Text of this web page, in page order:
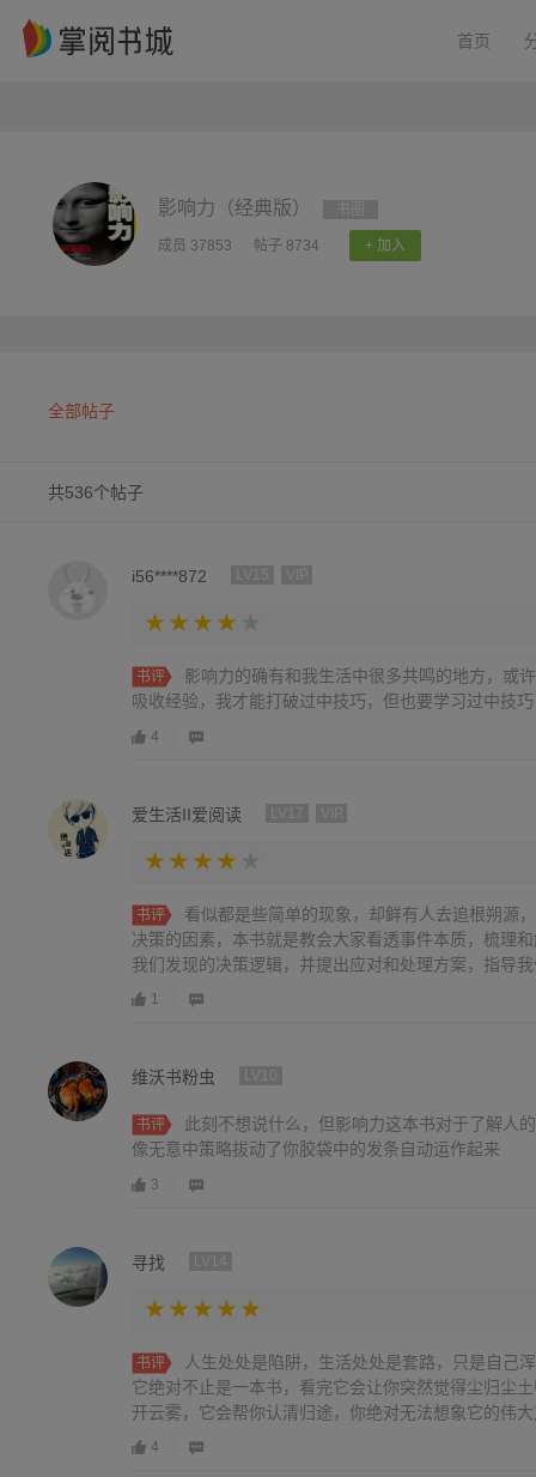
首页
影响力（经典版）
成员 37853 帖子 8734 + 加入
全部帖子
共536个帖子
i56****872
书评
影响力的确有和我生活中很多共鸣的地方，或
吸收经验，我才能打破过中技巧，但也要学习过中技巧
4
爱生活II爱阅读
书评
看似都是些简单的现象，却鲜有人去追根朔源
决策的因素，本书就是教会大家看透事件本质，梳理
我们发现的决策逻辑，并提出应对和处理方案，指导
书。平时生活中我们也可以应用书中的原则，处理和
1
维沃书粉虫
书评
此刻不想说什么，但影响力这本书对于了解人
像无意中策略拔动了你胶袋中的发条自动运作起来
3
寻找
书评
人生处处是陷阱，生活处处是套路，只是自己
它绝对不止是一本书，看完它会让你突然觉得尘归尘
开云雾，它会帮你认清归途，你绝对无法想象它的伟
4